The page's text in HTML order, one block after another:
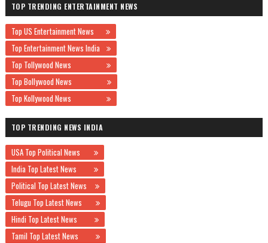
TOP TRENDING ENTERTAINMENT NEWS
Top US Entertainment News
Top Entertainment News India
Top Tollywood News
Top Bollywood News
Top Kollywood News
TOP TRENDING NEWS INDIA
USA Top Political News
India Top Latest News
Political Top Latest News
Telugu Top Latest News
Hindi Top Latest News
Tamil Top Latest News